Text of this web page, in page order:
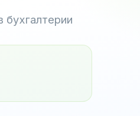
бухгалтерии